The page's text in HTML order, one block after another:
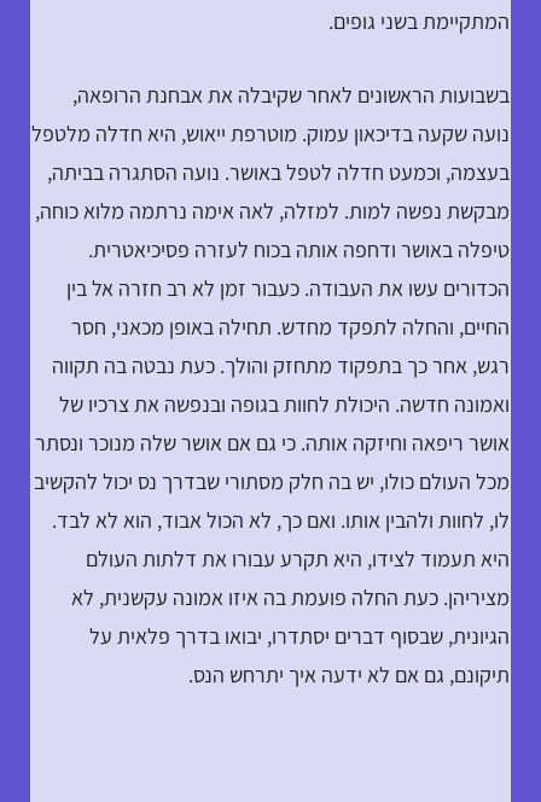
המתקיימת בשני גופים.
בשבועות הראשונים לאחר שקיבלה את אבחנת הרופאה,
נועה שקעה בדיכאון עמוק. מוטרפת ייאוש, היא חדלה מלטפל
בעצמה, וכמעט חדלה לטפל באושר. נועה הסתגרה בביתה,
מבקשת נפשה למות. למזלה, לאה אימה נרתמה מלוא כוחה,
טיפלה באושר ודחפה אותה בכוח לעזרה פסיכיאטרית.
הכדורים עשו את העבודה. כעבור זמן לא רב חזרה אל בין
החיים, והחלה לתפקד מחדש. תחילה באופן מכאני, חסר
רגש, אחר כך בתפקוד מתחזק והולך. כעת נבטה בה תקווה
ואמונה חדשה. היכולת לחוות בגופה ובנפשה את צרכיו של
אושר ריפאה וחיזקה אותה. כי גם אם אושר שלה מנוכר ונסתר
מכל העולם כולו, יש בה חלק מסתורי שבדרך נס יכול להקשיב
לו, לחוות ולהבין אותו. ואם כך, לא הכול אבוד, הוא לא לבד.
היא תעמוד לצידו, היא תקרע עבורו את דלתות העולם
מציריהן. כעת החלה פועמת בה איזו אמונה עקשנית, לא
הגיונית, שבסוף דברים יסתדרו, יבואו בדרך פלאית על
תיקונם, גם אם לא ידעה איך יתרחש הנס.